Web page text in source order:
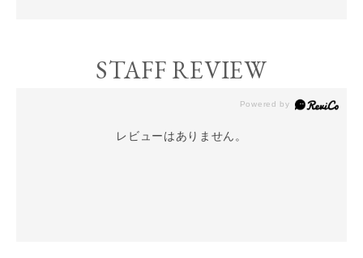
STAFF REVIEW
レビューはありません。